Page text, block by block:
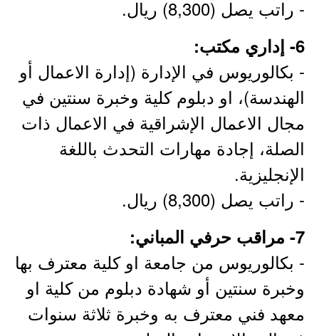
- راتب يصل (8,300) ريال.
6- إداري مكتب:
- بكالوريوس في الإدارة (إدارة الاعمال أو
الهندسة)، او دبلوم كلية وخبرة سنتين في
مجال الاعمال الإشراقية في الاعمال ذات
الصلة، إجادة مهارات التحدث باللغة
الإنجليزية.
- راتب يصل (8,300) ريال.
7- مراقب حرفي المباني:
- بكالوريوس من جامعة او كلية معترف بها
وخبرة سنتين أو شهادة دبلوم من كلية او
معهد فني معترف به وخبرة ثلاثة سنوات